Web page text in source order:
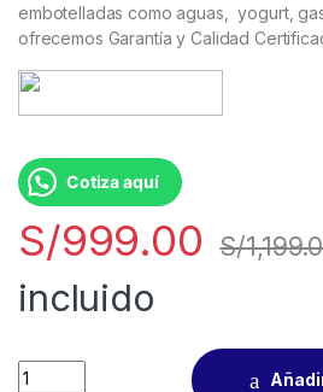
embotelladas como aguas, yogurt,
ofrecemos Garantía y Calidad
Cotiza aquí
S/999.00 S/
incluido